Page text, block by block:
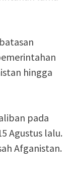
hingga
pada
Agustus lalu.
Afganistan.